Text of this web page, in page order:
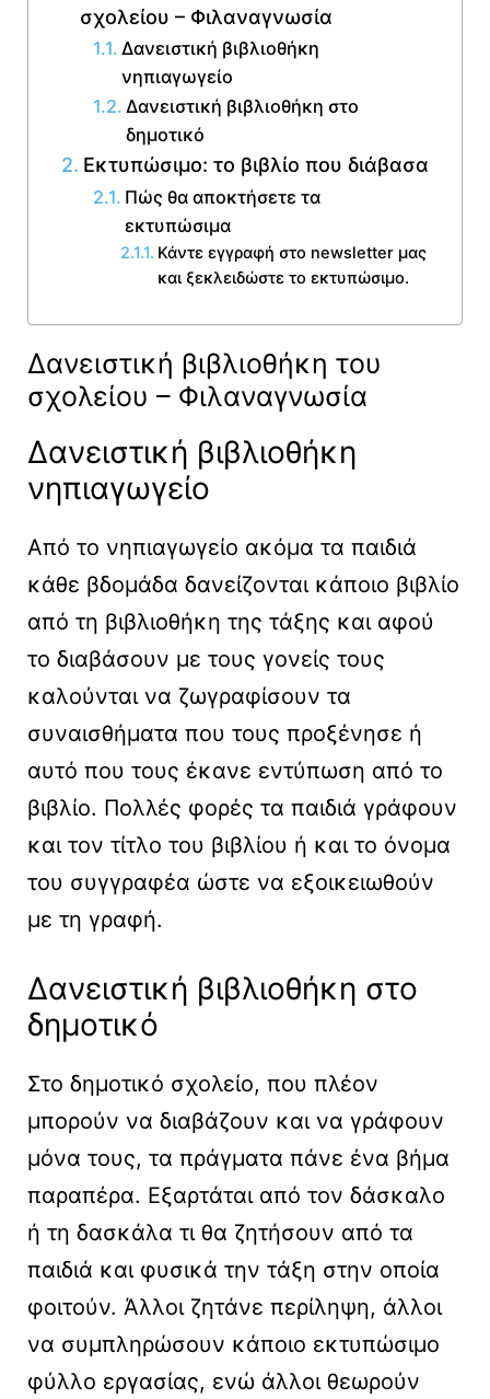
σχολείου – Φιλαναγνωσία
Δανειστική βιβλιοθήκη
νηπιαγωγείο
Δανειστική βιβλιοθήκη στο
δημοτικό
Εκτυπώσιμο: το βιβλίο που διάβασα
Πώς θα αποκτήσετε τα
εκτυπώσιμα
Κάντε εγγραφή στο newsletter μας
και ξεκλειδώστε το εκτυπώσιμο.
Δανειστική βιβλιοθήκη του
σχολείου – Φιλαναγνωσία
Δανειστική βιβλιοθήκη
νηπιαγωγείο
Από το νηπιαγωγείο ακόμα τα παιδιά
κάθε βδομάδα δανείζονται κάποιο βιβλίο
από τη βιβλιοθήκη της τάξης και αφού
το διαβάσουν με τους γονείς τους
καλούνται να ζωγραφίσουν τα
συναισθήματα που τους προξένησε ή
αυτό που τους έκανε εντύπωση από το
βιβλίο. Πολλές φορές τα παιδιά γράφουν
και τον τίτλο του βιβλίου ή και το όνομα
του συγγραφέα ώστε να εξοικειωθούν
με τη γραφή.
Δανειστική βιβλιοθήκη στο
δημοτικό
Στο δημοτικό σχολείο, που πλέον
μπορούν να διαβάζουν και να γράφουν
μόνα τους, τα πράγματα πάνε ένα βήμα
παραπέρα. Εξαρτάται από τον δάσκαλο
ή τη δασκάλα τι θα ζητήσουν από τα
παιδιά και φυσικά την τάξη στην οποία
φοιτούν. Άλλοι ζητάνε περίληψη, άλλοι
να συμπληρώσουν κάποιο εκτυπώσιμο
φύλλο εργασίας, ενώ άλλοι θεωρούν